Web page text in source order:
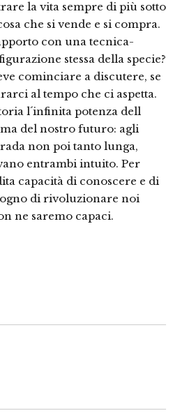
la vita sempre di più sotto
che si vende e si compra.
con una tecnica-
stessa della specie?
cominciare a discutere, se
al tempo che ci aspetta.
l´infinita potenza dell
del nostro futuro: agli
non poi tanto lunga,
entrambi intuito. Per
capacità di conoscere e di
di rivoluzionare noi
ne saremo capaci.